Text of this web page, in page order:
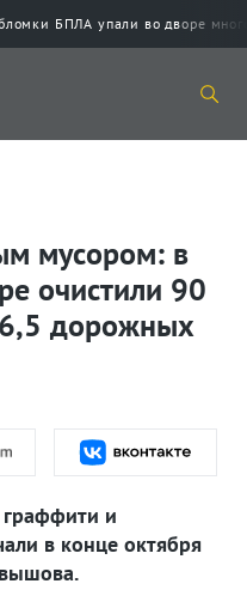
БПЛА упали во дворе
мусором: в
очистили 90
дорожных
и
в конце октября